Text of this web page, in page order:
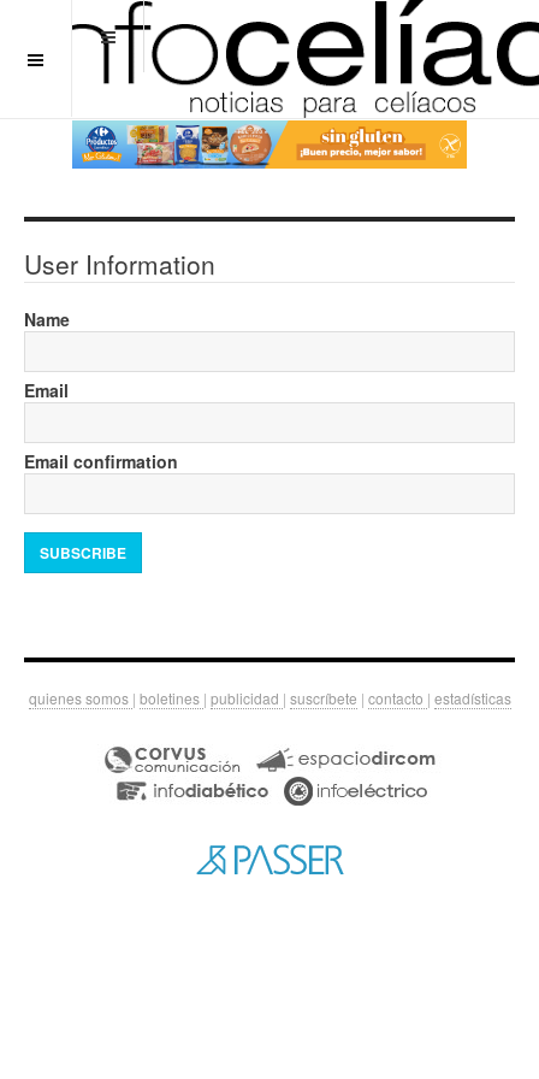
User Information
Name
Email
Email confirmation
SUBSCRIBE
quienes somos | boletines | publicidad | suscríbete | contacto | estadísticas